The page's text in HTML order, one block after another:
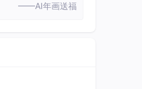
——AI年画送福